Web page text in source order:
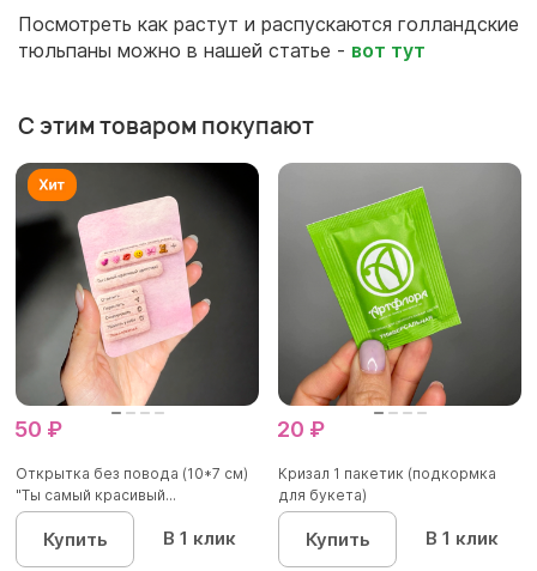
Посмотреть как растут и распускаются голландские
тюльпаны можно в нашей статье - вот тут
С этим товаром покупают
50 ₽
Открытка без повода (10*7 см)
"Ты самый красивый...
Купить В 1 клик
20 ₽
Кризал 1 пакетик (подкормка
для букета)
Купить В 1 клик